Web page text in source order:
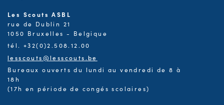
Les Scouts ASBL
rue de Dublin 21
1050 Bruxelles - Belgique
tél. +32(0)2.508.12.00
lesscouts@lesscouts.be
Bureaux ouverts du lundi au vendredi de 8 à
18h
(17h en période de congés scolaires)